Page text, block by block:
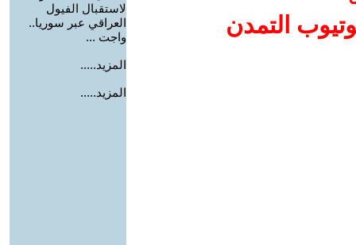
التمدن
لاستقبال الفيول
العراقي عبر سوريا..
واجت ...
المزيد.....
المزيد.....